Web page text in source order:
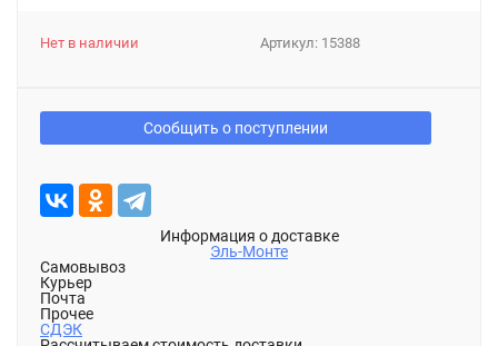
Артикул: 15388
Нет в наличии
Сообщить о поступлении
Информация о доставке
Эль-Монте
Самовывоз
Курьер
Почта
Прочее
СДЭК